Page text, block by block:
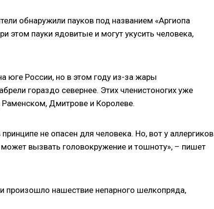
обнаружили пауков под названием «Аргиопа
этом пауки ядовитые и могут укусить человека,
юге России, но в этом году из-за жары
гораздо севернее. Этих членистоногих уже
Дмитрове и Королеве.
не опасен для человека. Но, вот у аллергиков
вызвать головокружение и тошноту», – пишет
произошло нашествие непарного шелкопряда,